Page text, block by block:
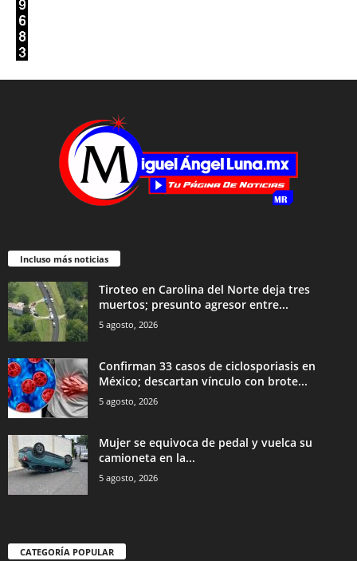
Incluso más noticias
Tiroteo en Carolina del Norte deja tres
muertos; presunto agresor entre...
5 agosto, 2026
Confirman 33 casos de ciclosporiasis en
México; descartan vínculo con brote...
5 agosto, 2026
Mujer se equivoca de pedal y vuelca su
camioneta en la...
5 agosto, 2026
CATEGORÍA POPULAR